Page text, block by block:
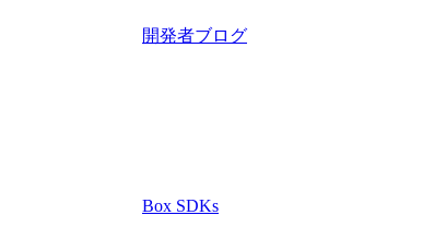
開発者ブログ
Box SDKs